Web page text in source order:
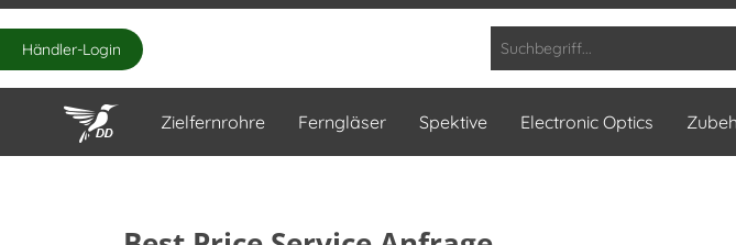
Händler-Login
Zielfernrohre Ferngläser Spektive Electronic Optics